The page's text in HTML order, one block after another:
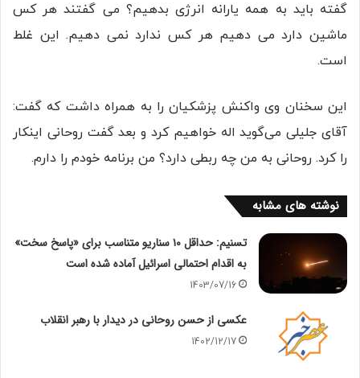
گفته باید به همه یارانه انرژی بدهیم؟ می گفتند هر کس
ماشین دارد می دهیم هر کس ندارد نمی دهیم. این غلط
است.
این سخنان وی واکنش پزشکیان را به همراه داشت که گفت:
آقای جلیلی می‌گوید اله خواهیم کرد و بعد گفت روحانی اینکار
را کرد. روحانی به من چه ربطی دارد؟ من برنامه خودم را دارم.
نوشته های مشابه
تسنیم: حداقل ۱۰ سناریو متناسب برای «پاسخ سخت»
به اقدام احتمالی اسرائیل آماده شده است
1403/07/16
عکسی از حسن روحانی در دیدار با رهبر انقلاب
1402/12/17